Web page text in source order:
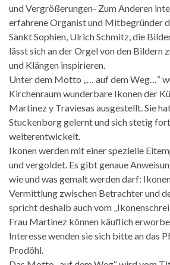
und Vergrößerungen- Zum Anderen
erfahrene Organist und Mitbegründer
Sankt Sophien, Ulrich Schmitz, die
lässt sich an der Orgel von den Bildern
und Klängen inspirieren.
Unter dem Motto „… auf dem Weg…“
Kirchenraum wunderbare Ikonen der
Martinez y Traviesas ausgestellt. Sie
Stuckenborg gelernt und sich stetig
weiterentwickelt.
Ikonen werden mit einer spezielle
und vergoldet. Es gibt genaue
wie und was gemalt werden darf:
Vermittlung zwischen Betrachter und
spricht deshalb auch vom
Frau Martinez können käuflich
Interesse wenden sie sich bitte an das
Prodöhl.